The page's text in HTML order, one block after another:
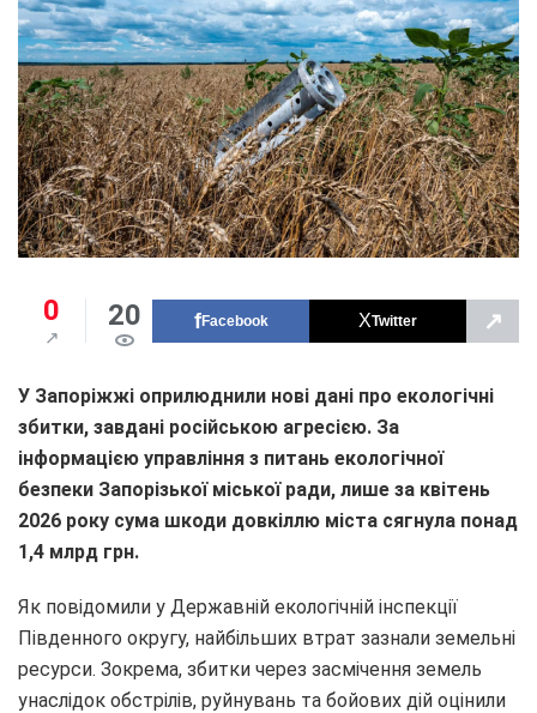
0 20 Facebook Twitter ↗
У Запоріжжі оприлюднили нові дані про екологічні
збитки, завдані російською агресією. За
інформацією управління з питань екологічної
безпеки Запорізької міської ради, лише за квітень
2026 року сума шкоди довкіллю міста сягнула понад
1,4 млрд грн.
Як повідомили у Державній екологічній інспекції
Південного округу, найбільших втрат зазнали земельні
ресурси. Зокрема, збитки через засмічення земель
унаслідок обстрілів, руйнувань та бойових дій оцінили